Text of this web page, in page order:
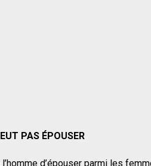
PAS ÉPOUSER
d’épouser parmi les